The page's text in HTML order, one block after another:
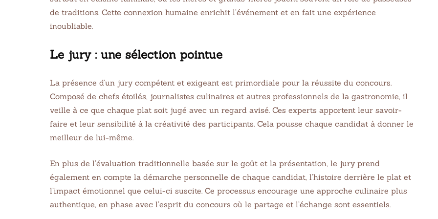
de traditions. Cette connexion humaine enrichit l’événement et en fait une expérience
inoubliable.
Le jury : une sélection pointue
La présence d’un jury compétent et exigeant est primordiale pour la réussite du concours.
Composé de chefs étoilés, journalistes culinaires et autres professionnels de la gastronomie, il
veille à ce que chaque plat soit jugé avec un regard avisé. Ces experts apportent leur savoir-
faire et leur sensibilité à la créativité des participants. Cela pousse chaque candidat à donner le
meilleur de lui-même.
En plus de l’évaluation traditionnelle basée sur le goût et la présentation, le jury prend
également en compte la démarche personnelle de chaque candidat, l’histoire derrière le plat et
l’impact émotionnel que celui-ci suscite. Ce processus encourage une approche culinaire plus
authentique, en phase avec l’esprit du concours où le partage et l’échange sont essentiels.
10 Taco Tuesday
Recipes for You If You
1 juin 2021 32 min Cook
Taiwanese Popcorn
Homemade Oatmeal
8 juin 2021 75 min Cook